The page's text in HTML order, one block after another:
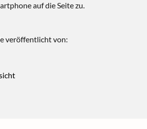
auf die Seite zu.
veröffentlicht von: